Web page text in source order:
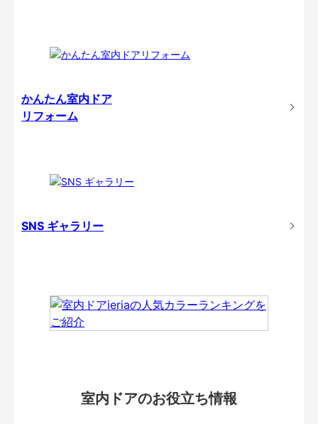
かんたん室内ドア
リフォーム
SNS ギャラリー
室内ドアのお役立ち情報